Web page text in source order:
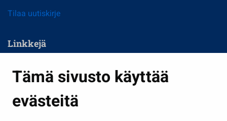
Tämä sivusto käyttää
evästeitä
Tilaa uutiskirje
Linkkejä
Kasvatus ja opetus
Kulttuuri ja liikunta